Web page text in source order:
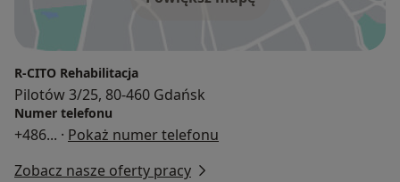
R-CITO Rehabilitacja
Pilotów 3/25, 80-460 Gdańsk
Numer telefonu
+486... · Pokaż numer telefonu
Zobacz nasze oferty pracy